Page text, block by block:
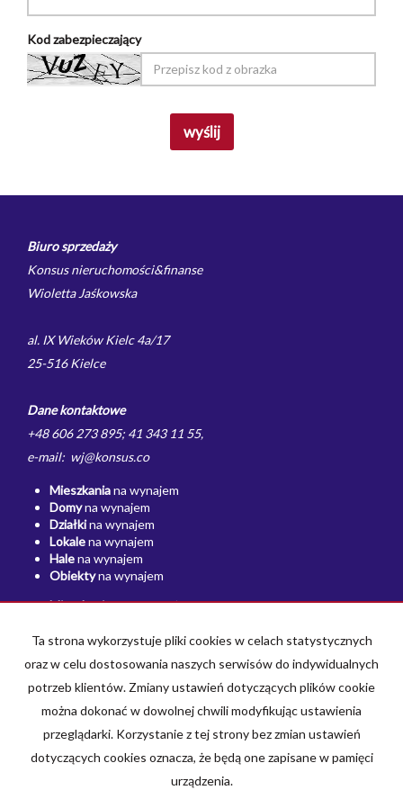
Kod zabezpieczający
Biuro sprzedaży
Konsus nieruchomości&finanse
Wioletta Jaśkowska
al. IX Wieków Kielc 4a/17
25-516 Kielce
Dane kontaktowe
+48 606 273 895; 41 343 11 55,
e-mail: wj@konsus.co
Mieszkaniana wynajem
Domyna wynajem
Działkina wynajem
Lokalena wynajem
Halena wynajem
Obiektyna wynajem
Mieszkaniana sprzedaż
Działki na sprzedaż
Lokale
na sprzedaż
Halena sprzedaż
Obiektyna sprzedaż
Strona główna Polityka prywatności Kup Sprzedaj Kontakt
Ta strona wykorzystuje pliki cookies w celach statystycznych
oraz w celu dostosowania naszych serwisów do indywidualnych
potrzeb klientów. Zmiany ustawień dotyczących plików cookie
można dokonać w dowolnej chwili modyfikując ustawienia
przeglądarki. Korzystanie z tej strony bez zmian ustawień
dotyczących cookies oznacza, że będą one zapisane w pamięci
urządzenia.